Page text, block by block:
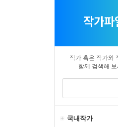
작가파
작가 혹은 작가와
함께 검색해
국내작가